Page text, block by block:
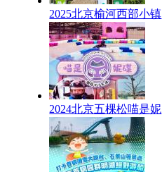
2025北京榆河西部小镇
2024北京五棵松喵是妮